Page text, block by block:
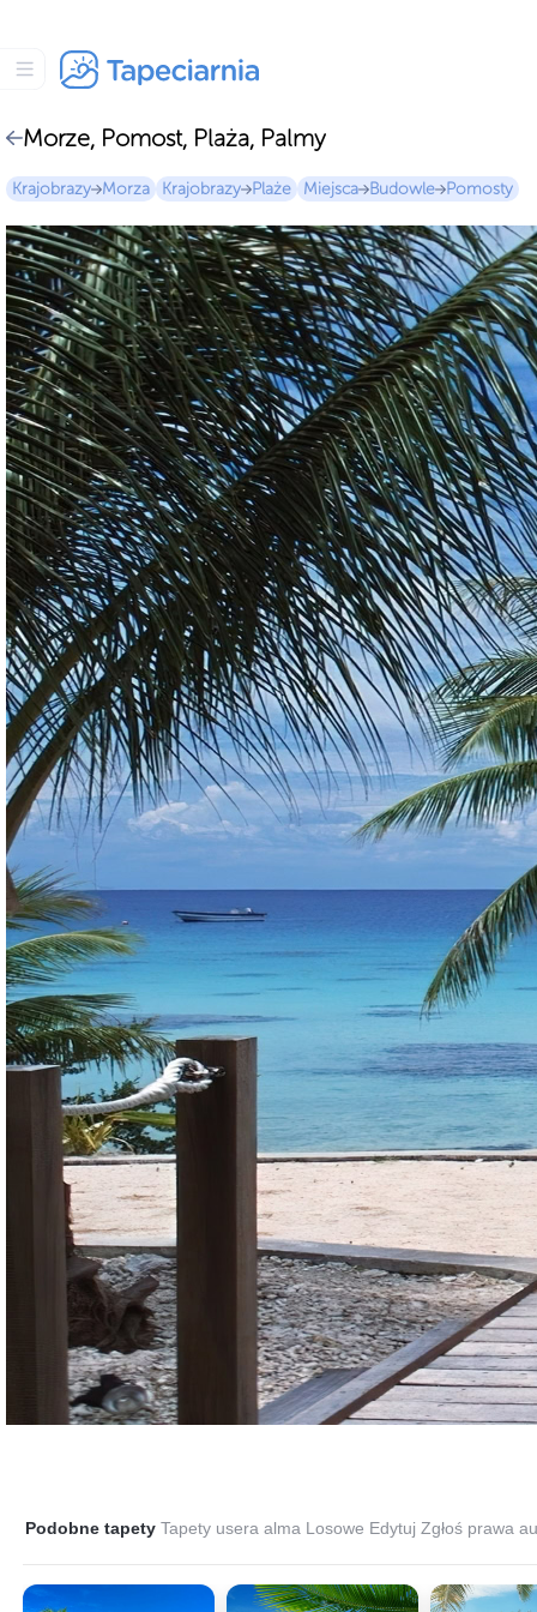
Morze, Pomost, Plaża, Palmy
Krajobrazy Morza Krajobrazy Plaże Miejsca Budowle Pomosty
Podobne tapety Tapety usera alma Losowe Edytuj Zgłoś prawa